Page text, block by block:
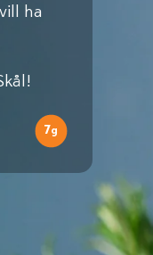
ha
7g